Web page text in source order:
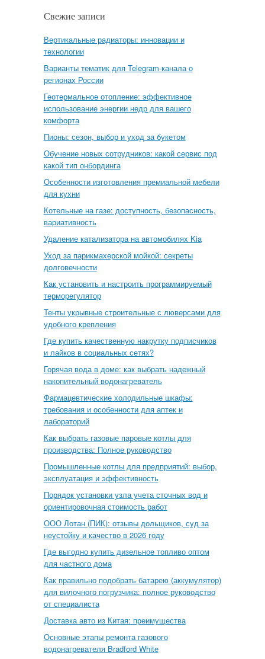
Свежие записи
Вертикальные радиаторы: инновации и
технологии
Варианты тематик для Telegram-канала о
регионах России
Геотермальное отопление: эффективное
использование энергии недр для вашего
комфорта
Пионы: сезон, выбор и уход за букетом
Обучение новых сотрудников: какой сервис под
какой тип онбординга
Особенности изготовления премиальной мебели
для кухни
Котельные на газе: доступность, безопасность,
вариативность
Удаление катализатора на автомобилях Kia
Уход за парикмахерской мойкой: секреты
долговечности
Как установить и настроить программируемый
терморегулятор
Тенты укрывные строительные с люверсами для
удобного крепления
Где купить качественную накрутку подписчиков
и лайков в социальных сетях?
Горячая вода в доме: как выбрать надежный
накопительный водонагреватель
Фармацевтические холодильные шкафы:
требования и особенности для аптек и
лабораторий
Как выбрать газовые паровые котлы для
производства: Полное руководство
Промышленные котлы для предприятий: выбор,
эксплуатация и эффективность
Порядок установки узла учета сточных вод и
ориентировочная стоимость работ
ООО Лотан (ПИК): отзывы дольщиков, суд за
неустойку и качество в 2026 году
Где выгодно купить дизельное топливо оптом
для частного дома
Как правильно подобрать батарею (аккумулятор)
для вилочного погрузчика: полное руководство
от специалиста
Доставка авто из Китая: преимущества
Основные этапы ремонта газового
водонагревателя Bradford White